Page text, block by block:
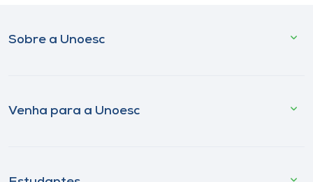
Sobre a Unoesc
Venha para a Unoesc